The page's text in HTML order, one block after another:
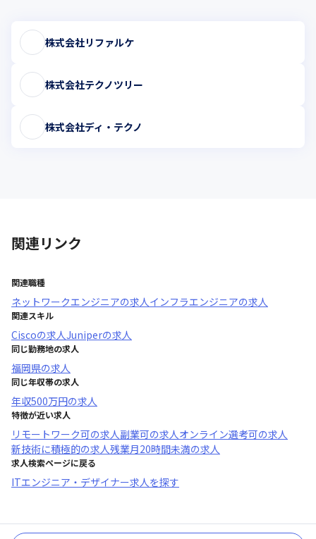
を通じて、
日本市場におけるサイバーセキュリティ人材不足の課題解決に寄
このように、目指すエンジニア像に向けて、その時々の自身に適
自在に選択しながら成長できるのが、BREXA Technologyです。
＜＜アウトソーシングテクノロジーは創業20周年を迎え、更なる
株式会社リファルケ
株式会社テクノツリー
株式会社ディ・テクノ
関連リンク
関連職種
ネットワークエンジニアの求人インフラエンジニアの求人
関連スキル
Ciscoの求人Juniperの求人
同じ勤務地の求人
福岡県の求人
同じ年収帯の求人
年収500万円の求人
特徴が近い求人
リモートワーク可の求人副業可の求人オンライン選考可の求人
新技術に積極的の求人残業月20時間未満の求人
求人検索ページに戻る
ITエンジニア・デザイナー求人を探す